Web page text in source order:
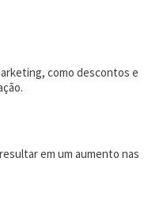
como descontos e
em um aumento nas